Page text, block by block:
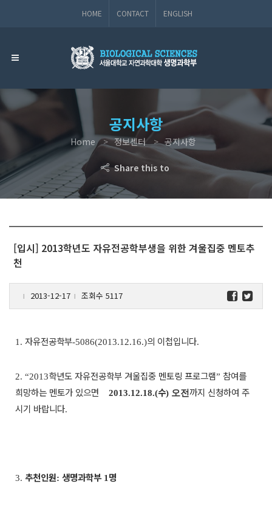
HOME CONTACT ENGLISH
공지사항
Home 정보센터 공지사항
Share this to
[입시] 2013학년도 자유전공학부생을 위한 겨울집중 멘토추
천
l 2013-12-17 l 조회수 5117
1. 자유전공학부-5086(2013.12.16.)의 이첩입니다.
2. “2013학년도 자유전공학부 겨울집중 멘토링 프로그램” 참여를
희망하는 멘토가 있으면
2013.12.18.(수) 오전까지 신청하여 주
시기 바랍니다.
3. 추천인원: 생명과학부 1 명